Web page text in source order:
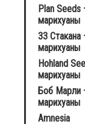
Plan
марихуаны
33
марихуаны
Hohland
марихуаны
Боб Марли
марихуаны
Amnesia